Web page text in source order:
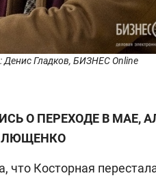
Гладков, БИЗНЕС Online
О ПЕРЕХОДЕ В МАЕ,
что Косторная